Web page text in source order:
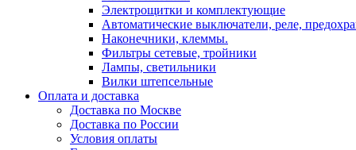
Электрощитки и комплектующие
Автоматические выключатели, реле,
Наконечники, клеммы.
Фильтры сетевые, тройники
Лампы, светильники
Вилки штепсельные
Оплата и доставка
Доставка по Москве
Доставка по России
Условия оплаты